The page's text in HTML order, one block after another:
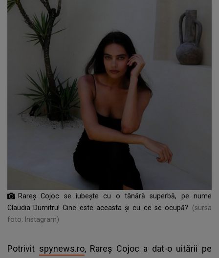
Rareș Cojoc se iubește cu o tânără superbă, pe nume
Claudia Dumitru! Cine este aceasta și cu ce se ocupă?
(sursa
foto: Instagram)
Potrivit spynews.ro, Rareș Cojoc a dat-o uitării pe